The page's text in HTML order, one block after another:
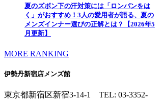
夏のズボン下の汗対策には「ロンパンをは
く」がおすすめ！3人の愛用者が語る、夏の
メンズインナー選びの正解とは？【2026年5
月更新】
MORE RANKING
伊勢丹新宿店メンズ館
東京都新宿区新宿3-14-1 TEL: 03-3352-